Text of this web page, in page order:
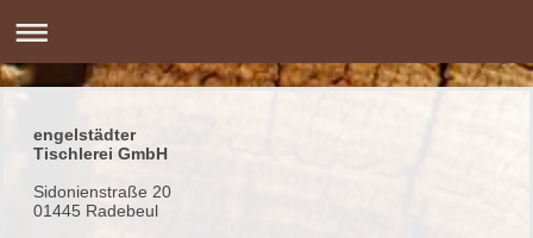
engelstädter
Tischlerei GmbH
Sidonienstraße 20
01445 Radebeul